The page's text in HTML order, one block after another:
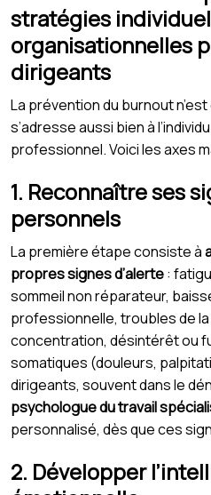
stratégies
organisationnelles
dirigeants
La prévention du burnout
s’adresse aussi bien à
professionnel. Voici les axes
1. Reconnaître ses
personnels
La première étape consiste à
propres signes d’alerte:
sommeil non réparateur,
professionnelle, troubles de
concentration, désintérêt ou
somatiques (douleurs,
dirigeants, souvent dans le
psychologue du travail
personnalisé, dès que ces
2. Développer